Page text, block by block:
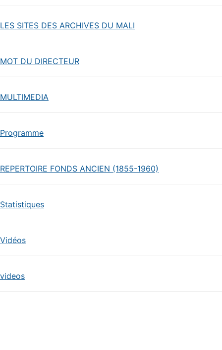
LES SITES DES ARCHIVES DU MALI
MOT DU DIRECTEUR
MULTIMEDIA
Programme
REPERTOIRE FONDS ANCIEN (1855-1960)
Statistiques
Vidéos
videos